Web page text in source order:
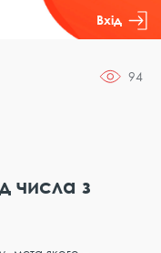
Вхід
94
числа з